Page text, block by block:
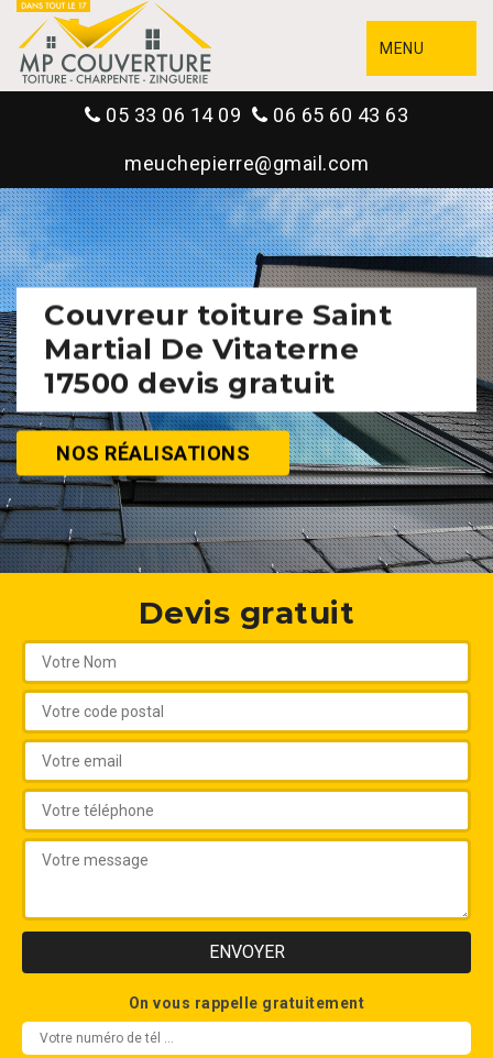
MENU
05 33 06 14 09 06 65 60 43 63
meuchepierre@gmail.com
Couvreur toiture Saint
Martial De Vitaterne
17500 devis gratuit
NOS RÉALISATIONS
Devis gratuit
On vous rappelle gratuitement